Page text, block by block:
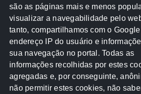
MPF Notícias PF PGE-
Receita Federal Sem categoria
TCE-MT TCU TRE
REDE NOS ESTADOS
são as páginas mais e menos
visualizar a navegabilidade pelo
tanto, compartilhamos com o
endereço IP do usuário e
sua navegação no portal. Todas as
informações recolhidas por estes
agregadas e, por conseguinte,
não permitir estes cookies, não